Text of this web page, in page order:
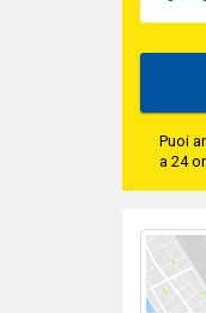
Puoi
a 24